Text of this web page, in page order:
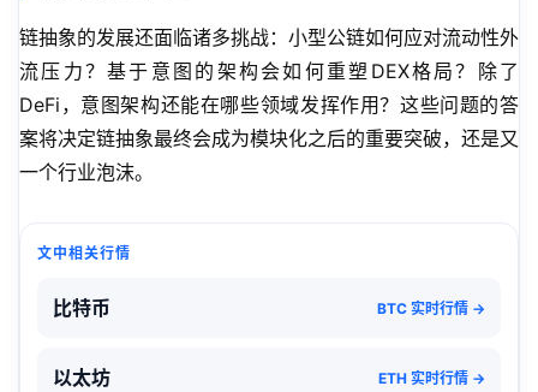
链抽象的发展还面临诸多挑战：小型公链如何应对流动性外
流压力？基于意图的架构会如何重塑DEX格局？除了
DeFi，意图架构还能在哪些领域发挥作用？这些问题的答
案将决定链抽象最终会成为模块化之后的重要突破，还是又
一个行业泡沫。
文中相关行情
比特币 BTC 实时行情 →
以太坊 ETH 实时行情 →